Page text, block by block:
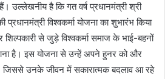
उल्लेखनीय है कि गत वर्ष प्रधानमंत्री श्री
विश्वकर्मा योजना का शुभारंभ किया
से जुड़े विश्वकर्मा समाज के भाई-बहनों
है। इस योजना से उन्हें अपने हुनर को और
जिससे उनके जीवन में सकारात्मक बदलाव आ रहे